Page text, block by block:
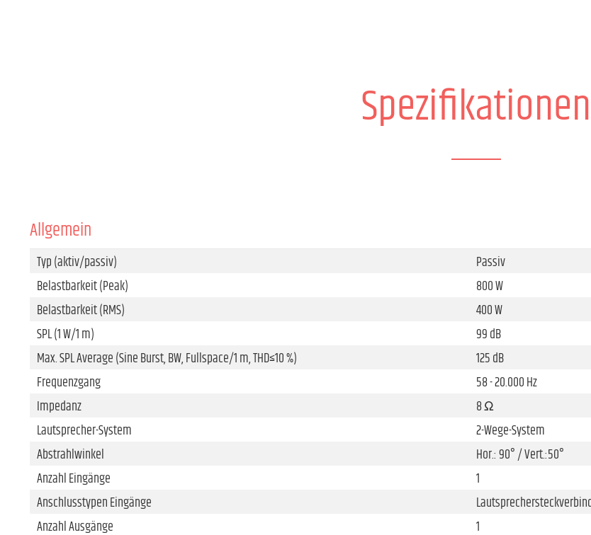
Spezifikationen
Allgemein
Typ (aktiv/passiv)
Passiv
Belastbarkeit (Peak)
800 W
Belastbarkeit (RMS)
400 W
SPL (1 W/1 m)
99 dB
Max. SPL Average (Sine Burst, BW, Fullspace/1 m, THD≤10 %)
125 dB
Frequenzgang
58 - 20.000 Hz
Impedanz
8 Ω
Lautsprecher-System
2-Wege-System
Abstrahlwinkel
Hor.: 90° / Vert.:50°
Anzahl Eingänge
1
Anschlusstypen Eingänge
Anzahl Ausgänge
1